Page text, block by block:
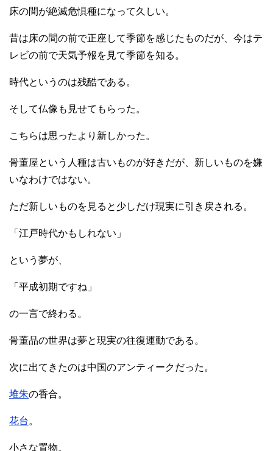
床の間が絶滅危惧種になって久しい。
昔は床の間の前で正座して季節を感じたものだが、今はテ
レビの前で天気予報を見て季節を知る。
時代というのは残酷である。
そして仏像も見せてもらった。
こちらは思ったより新しかった。
骨董屋という人種は古いものが好きだが、新しいものを嫌
いなわけではない。
ただ新しいものを見ると少しだけ現実に引き戻される。
「江戸時代かもしれない」
という夢が、
「平成初期ですね」
の一言で終わる。
骨董品の世界は夢と現実の往復運動である。
次に出てきたのは中国のアンティークだった。
堆朱の香合。
花台。
小さな置物。